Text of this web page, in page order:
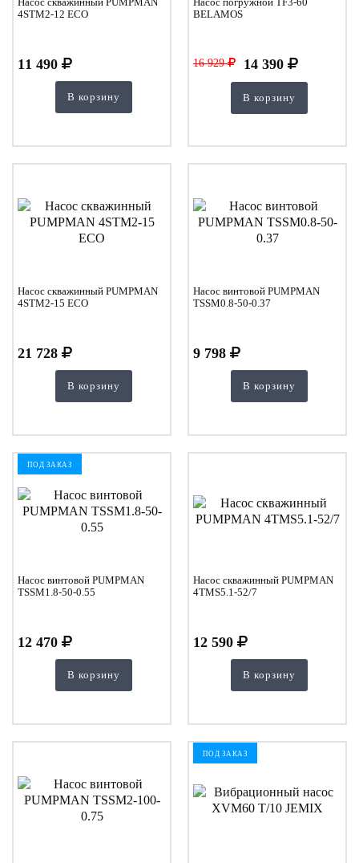
4STM2-12 ECO
11 490
В корзину
BELAMOS
16 929 14 390
В корзину
Насос скважинный PUMPMAN
4STM2-15 ECO
21 728
В корзину
Насос винтовой PUMPMAN
TSSM0.8-50-0.37
9 798
В корзину
ПОД ЗАКАЗ
Насос винтовой PUMPMAN
TSSM1.8-50-0.55
12 470
В корзину
Насос скважинный PUMPMAN
4TMS5.1-52/7
12 590
В корзину
ПОД ЗАКАЗ